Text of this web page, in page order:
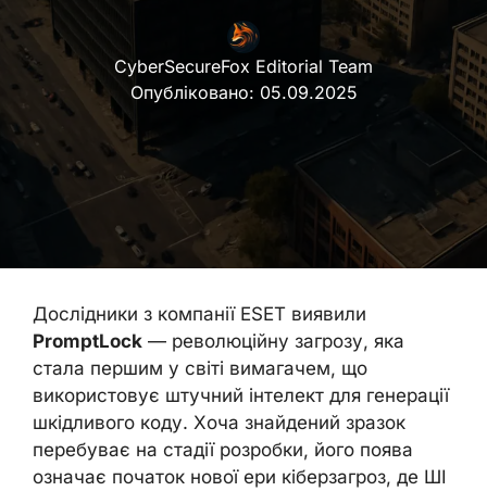
CyberSecureFox Editorial Team
Опубліковано: 05.09.2025
Дослідники з компанії ESET виявили
PromptLock — революційну загрозу, яка
стала першим у світі вимагачем, що
використовує штучний інтелект для генерації
шкідливого коду. Хоча знайдений зразок
перебуває на стадії розробки, його поява
означає початок нової ери кіберзагроз, де ШІ